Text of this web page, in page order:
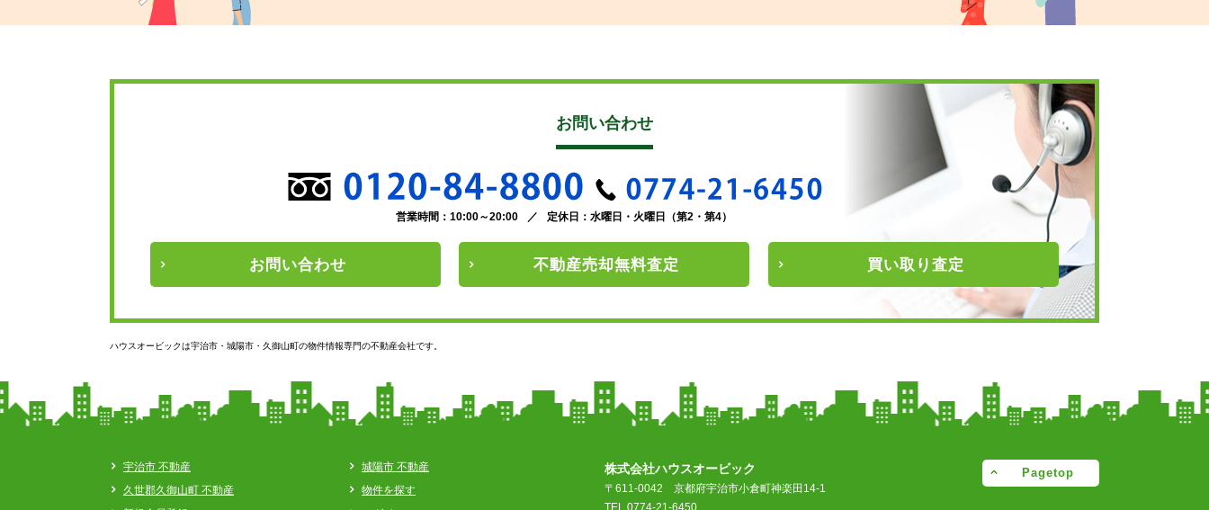
お問い合わせ
営業時間：10:00～20:00 ／ 定休日：水曜日・火曜日（第2・第4）
お問い合わせ 不動産売却無料査定 買い取り 査定
ハウスオービックは宇治市・城陽市・久御山町の物件情報専門の不動産会社です。
Pagetop
宇治市 不動産
城陽市 不動産
久世郡久御山町 不動産
物件を探す
株式会社ハウスオービック
〒611-0042 京都府宇治市小倉町神楽田14-1
TEL 0774-21-6450